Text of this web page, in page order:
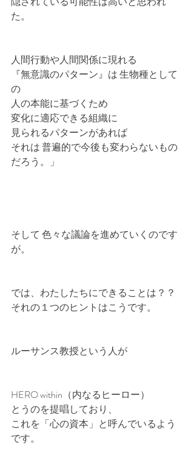
た。
人間行動や人間関係に現れる
『無意識のパターン』は 生物種として
の
人の本能に基づくため
変化に適応できる組織に
見られるパターンがあれば
それは 普遍的で今後も変わらないもの
だろう。」
そして 色々な議論を進めていくのです
が。
では、わたしたちにできることは？？
それの１つのヒントはこうです。
ルーサンス教授という人が
HERO within（内なるヒーロー）
とうのを提唱しており、
これを「心の資本」と呼んでいるよう
です。